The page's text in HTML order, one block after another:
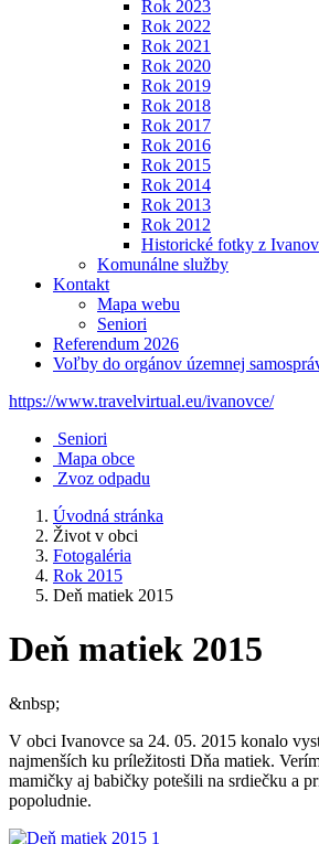
Rok 2023
Rok 2022
Rok 2021
Rok 2020
Rok 2019
Rok 2018
Rok 2017
Rok 2016
Rok 2015
Rok 2014
Rok 2013
Rok 2012
Historické fotky z
Komunálne služby
Kontakt
Mapa webu
Seniori
Referendum 2026
Voľby do orgánov územnej
https://www.travelvirtual.eu/ivanovce/
Seniori
Mapa obce
Zvoz odpadu
Úvodná stránka
Život v obci
Fotogaléria
Rok 2015
Deň matiek 2015
Deň matiek 2015
&nbsp;
V obci Ivanovce sa 24. 05. 2015 konalo
najmenších ku príležitosti Dňa matiek.
mamičky aj babičky potešili na srdiečku a
popoludnie.